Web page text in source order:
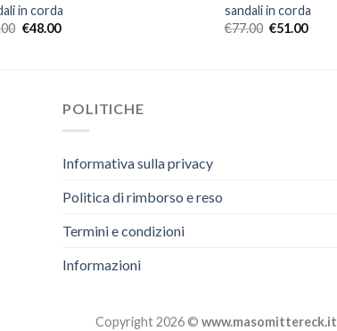
in corda
€48.00
sandali in corda
€77.00 €51.00
POLITICHE
Informativa sulla privacy
Politica di rimborso e reso
Termini e condizioni
Informazioni
Copyright 2026 © www.masomittereck.it